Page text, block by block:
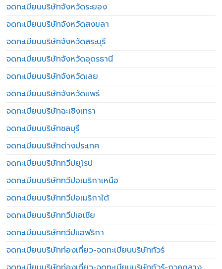
จดทะเบียนบริษัทจังหวัดระยอง
จดทะเบียนบริษัทจังหวัดสงขลา
จดทะเบียนบริษัทจังหวัดสระบุรี
จดทะเบียนบริษัทจังหวัดอุดรธานี
จดทะเบียนบริษัทจังหวัดเลย
จดทะเบียนบริษัทจังหวัดแพร่
จดทะเบียนบริษัทฉะเชิงเทรา
จดทะเบียนบริษัทชลบุรี
จดทะเบียนบริษัทต่างประเทศ
จดทะเบียนบริษัททวีปยุโรป
จดทะเบียนบริษัททวีปอเมริกาเหนือ
จดทะเบียนบริษัททวีปอเมริกาใต้
จดทะเบียนบริษัททวีปเอเชีย
จดทะเบียนบริษัททวีปแอฟริกา
จดทะเบียนบริษัทท่องเที่ยว-จดทะเบียนบริษัททัวร์